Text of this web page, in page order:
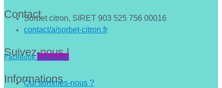
ContactSorbet citron, SIRET 903 525 756 00016
contact/a/sorbet-citron.fr
Suivez-nous !
Facebook Instagram
Informations
Qui sommes-nous ?